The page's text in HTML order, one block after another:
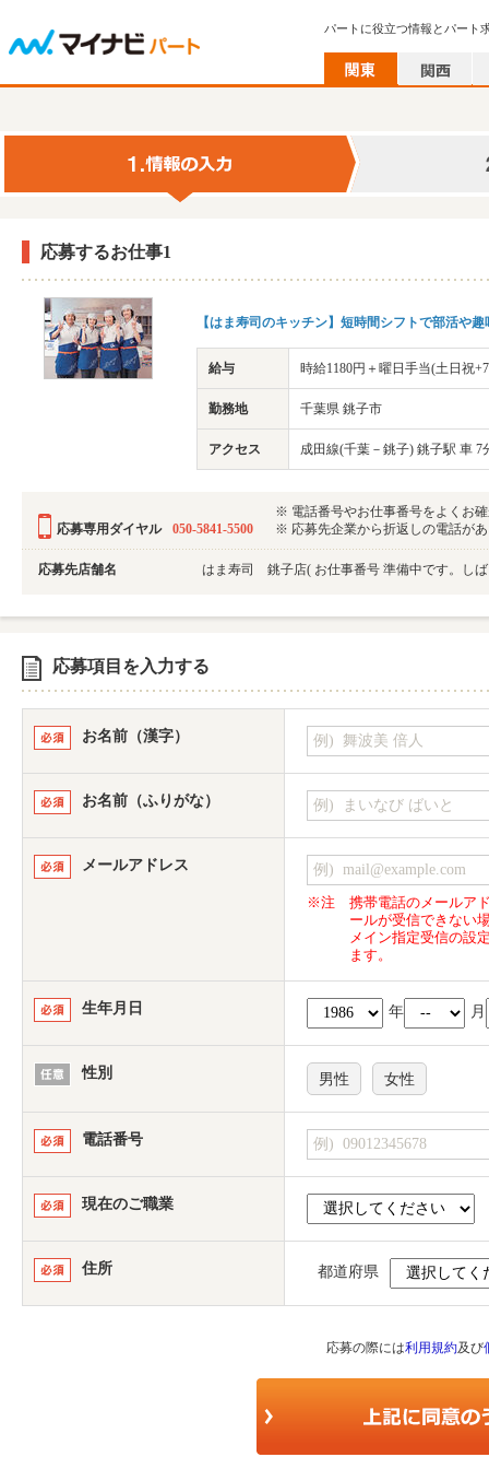
パートに役立つ情報とパート
応募するお仕事1
【はま寿司のキッチン】短時間シフトで部活や
給与 時給1180円＋曜日手当(土日祝
勤務地 千葉県 銚子市
アクセス 成田線(千葉－銚子) 銚子駅 車 7
応募専用ダイヤル 050-5841-5500
※ 電話番号やお仕事番号をよくお
※ 応募先企業から折返しの電話が
応募先店舗名 はま寿司 銚子店( お仕事番号 準備中です。し
応募項目を入力する
お名前（漢字）
お名前（ふりがな）
メールアドレス
※注
携帯電話のメールア
ールが受信できない
メイン指定受信の設
ます。
生年月日 年 月
性別 男性 女性
電話番号
現在のご職業
住所 都道府県
応募の際には利用規約及び